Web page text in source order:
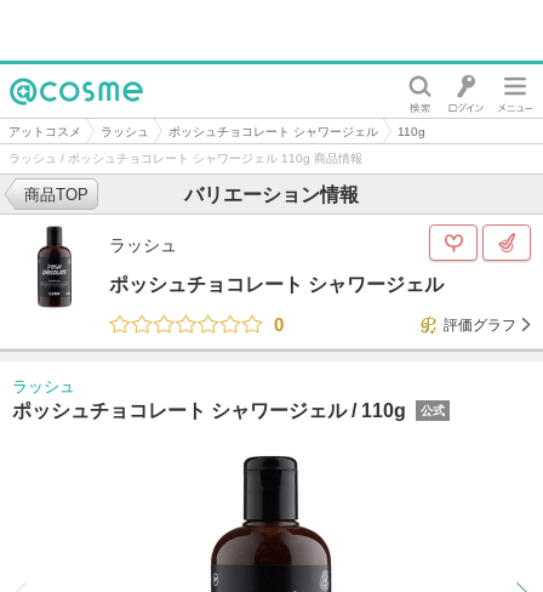
@cosme
アットコスメ ラッシュ ポッシュチョコレート シャワージェル
110g
ラッシュ / ポッシュチョコレート シャワージェル 110g 商品情報
バリエーション情報
商品TOP
ラッシュ
ポッシュチョコレート シャワージェル
0
評価グラフ
ラッシュ
ポッシュチョコレート シャワージェル / 110g 公式